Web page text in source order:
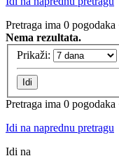
Pretraga ima 0 pogodaka
Nema rezultata.
Prikaži:
Pretraga ima 0 pogodaka
Idi na naprednu pretragu
Idi na